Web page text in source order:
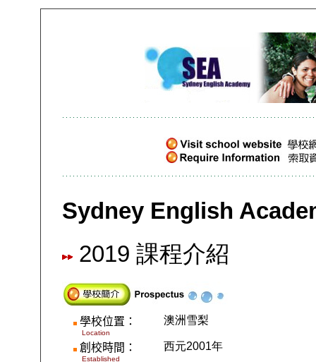
Sydney English
2019 課程介紹
學校位置：
Location
澳洲雪梨
創校時間：
Established
西元2001年